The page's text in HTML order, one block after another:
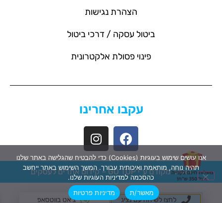
הצהרת נגישות
ביטול עסקה / דרכי ביטול
פינוי פסולת אלקטרונית
עקבו אחרינו
האתר מקודם ע"י GO TOP – קידום אתרים לעסקים
אנו עושים שימוש בעוגיות (Cookies) כדי להבטיח שהגלישה באתר שלנו
תהיה נוחה, מותאמת ואיכותית עבורך. המשך השימוש באתר ייחשב
כהסכמה למדיניות העוגיות שלנו.
מאשר/ת
מדיניות פרטיות
לחצו לשיחה עם נציג צ'אט בווטסאפ